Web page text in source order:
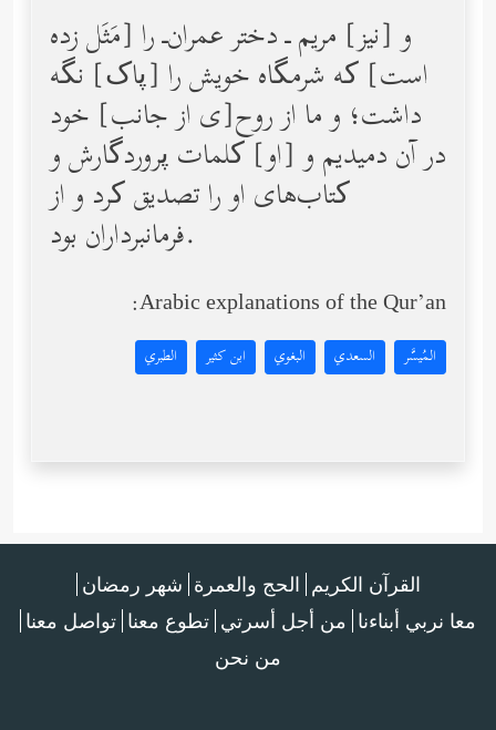
و [نیز] مریم ـ دختر عمران‌ـ را [مَثَل زده
است] که شرمگاه خویش را [پاک] نگه
داشت؛ و ما از روح[ی از جانب] خود
در آن دمیدیم و [او] کلمات پروردگارش و
کتاب‌های او را تصدیق کرد و از
فرمانبرداران بود.
Arabic explanations of the Qur’an:
المُيسَّر السعدي البغوي ابن كثير الطبري
القرآن الكريم الحج والعمرة شهر رمضان
معا نربي أبناءنا من أجل أسرتي تطوع معنا تواصل معنا
من نحن